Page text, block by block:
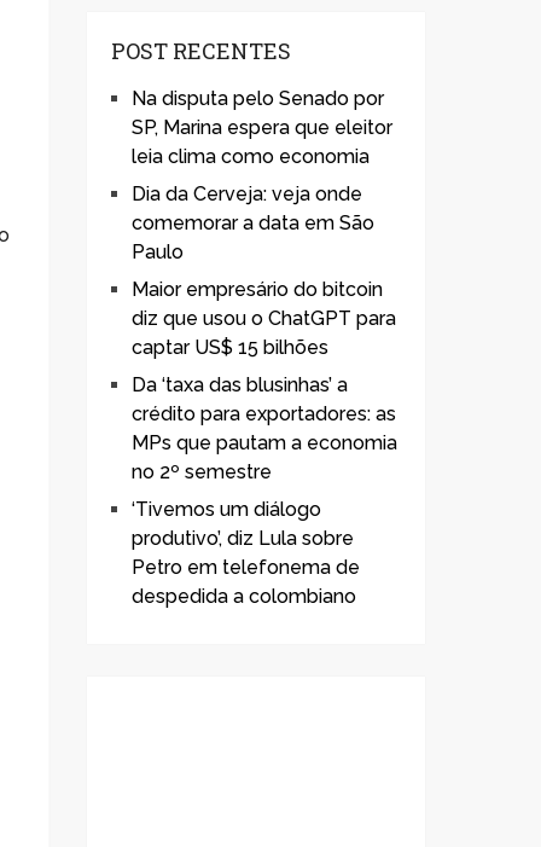
POST RECENTES
Na disputa pelo Senado por
SP, Marina espera que eleitor
leia clima como economia
Dia da Cerveja: veja onde
comemorar a data em São
Paulo
Maior empresário do bitcoin
diz que usou o ChatGPT para
captar US$ 15 bilhões
Da ‘taxa das blusinhas’ a
crédito para exportadores: as
MPs que pautam a economia
no 2º semestre
‘Tivemos um diálogo
produtivo’, diz Lula sobre
Petro em telefonema de
despedida a colombiano